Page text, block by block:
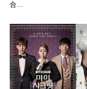
合…